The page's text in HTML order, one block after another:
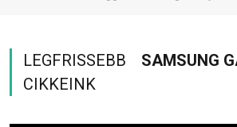
LEGFRISSEBB
SAMSUNG
CIKKEINK